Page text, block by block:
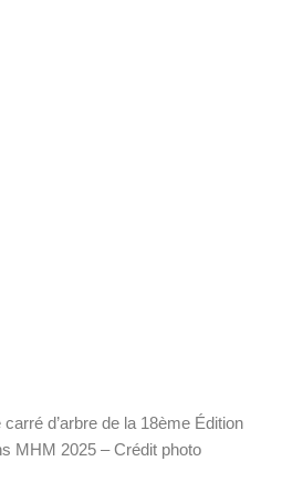
d’arbre de la 18ème Édition
MHM 2025 – Crédit photo